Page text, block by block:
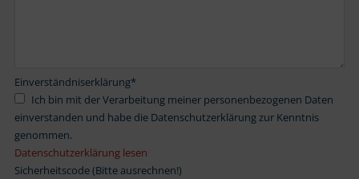
Einverständniserklärung*
einverstanden und habe die Datenschutzerklärung zur Kenntnis
genommen.
Datenschutzerklärung lesen
Sicherheitscode (Bitte ausrechnen!)